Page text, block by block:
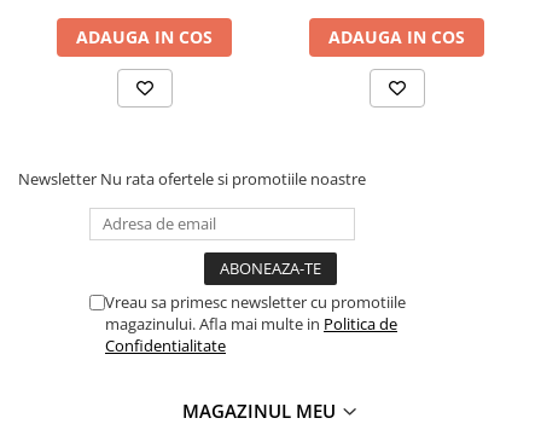
ADAUGA IN COS ADAUGA IN COS
Newsletter Nu rata ofertele si promotiile noastre
Vreau sa primesc newsletter cu promotiile
magazinului. Afla mai multe in Politica de
Confidentialitate
MAGAZINUL MEU